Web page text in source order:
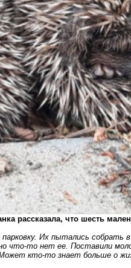
рассказала, что шесть
Их пытались собрать
что-то нет ее. Поставили
Может кто-то знает больше о